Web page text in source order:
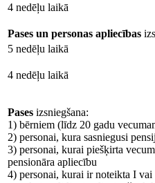
4 nedēļu laikā
Pases un personas apliecības
5 nedēļu laikā
4 nedēļu laikā
Pases izsniegšana:
1) bērniem (līdz 20 gadu
2) personai, kura sasniegusi
3) personai, kurai piešķirta
pensionāra apliecību
4) personai, kurai ir noteikta I